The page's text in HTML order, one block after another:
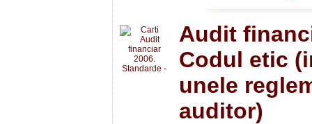
Audit
Codul etic
unele
auditor)